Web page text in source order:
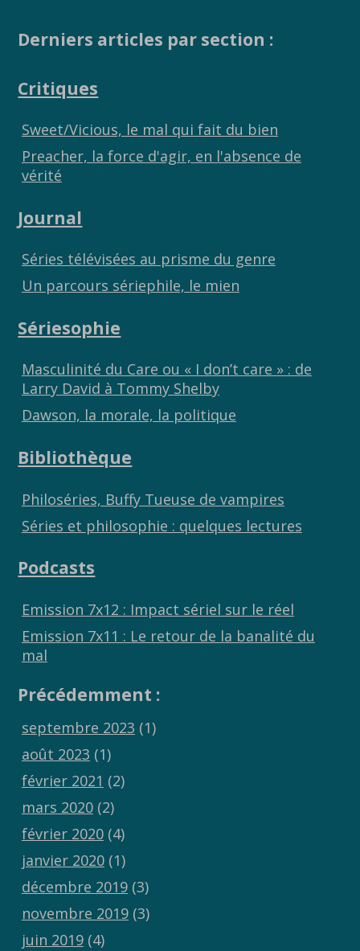
Derniers articles par section :
Critiques
Sweet/Vicious, le mal qui fait du bien
Preacher, la force d'agir, en l'absence de
vérité
Journal
Séries télévisées au prisme du genre
Un parcours sériephile, le mien
Sériesophie
Masculinité du Care ou « I don’t care » : de
Larry David à Tommy Shelby
Dawson, la morale, la politique
Bibliothèque
Philoséries, Buffy Tueuse de vampires
Séries et philosophie : quelques lectures
Podcasts
Emission 7x12 : Impact sériel sur le réel
Emission 7x11 : Le retour de la banalité du
mal
Précédemment :
septembre 2023 (1)
août 2023 (1)
février 2021 (2)
mars 2020(2)
février 2020(4)
janvier 2020(1)
décembre 2019(3)
novembre 2019(3)
juin 2019(4)